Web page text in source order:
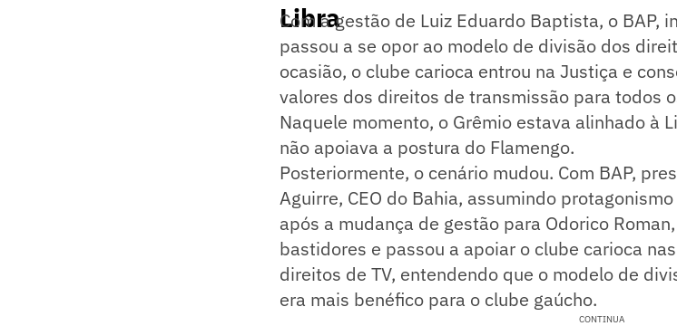
Libra
Com a gestão de Luiz Eduardo Baptista, o BAP,
passou a se opor ao modelo de divisão dos
ocasião, o clube carioca entrou na Justiça e
valores dos direitos de transmissão para todos
Naquele momento, o Grêmio estava alinhado à
não apoiava a postura do Flamengo.
Posteriormente, o cenário mudou. Com BAP,
Aguirre, CEO do Bahia, assumindo
após a mudança de gestão para Odorico
bastidores e passou a apoiar o clube carioca
direitos de TV, entendendo que o modelo de
era mais benéfico para o clube gaúcho.
CONTINUA